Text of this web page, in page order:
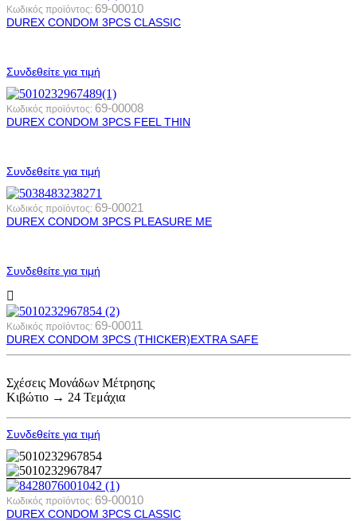
Κωδικός προϊόντος: 69-00010
DUREX CONDOM 3PCS CLASSIC
Συνδεθείτε για τιμή
Κωδικός προϊόντος: 69-00008
DUREX CONDOM 3PCS FEEL THIN
Συνδεθείτε για τιμή
Κωδικός προϊόντος: 69-00021
DUREX CONDOM 3PCS PLEASURE ME
Συνδεθείτε για τιμή
Κωδικός προϊόντος: 69-00011
DUREX CONDOM 3PCS (THICKER)EXTRA SAFE
Σχέσεις Μονάδων Μέτρησης
Κιβώτιο → 24 Τεμάχια
Συνδεθείτε για τιμή
Κωδικός προϊόντος: 69-00010
DUREX CONDOM 3PCS CLASSIC